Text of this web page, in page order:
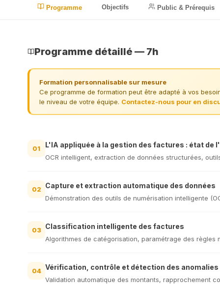
Programme Objectifs Public & Prérequis
Programme détaillé — 7h
Formation personnalisable sur mesure
Ce programme de formation peut être adapté à vos
le niveau de votre équipe. Contactez-nous pour en
01 L'IA appliquée à la gestion des factures : état de
OCR intelligent, extraction de données structurées,
02 Capture et extraction automatique des données
Démonstration des outils de numérisation intelligente
03 Classification intelligente des factures
Algorithmes de catégorisation, paramétrage des
04 Vérification, contrôle et détection des anomalies
Validation automatique des montants, rapprochement